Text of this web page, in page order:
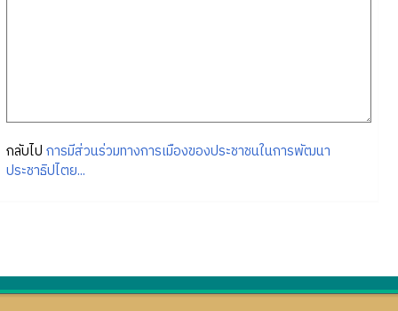
กลับไป การมีส่วนร่วมทางการเมืองของประชาชนในการพัฒนา
ประชาธิปไตย...